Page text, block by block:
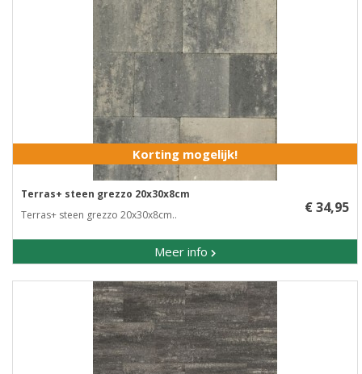
Korting mogelijk!
Terras+ steen grezzo 20x30x8cm
Terras+ steen grezzo 20x30x8cm..
Meer info
€ 34,95